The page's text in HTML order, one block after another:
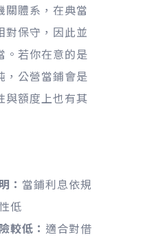
關體系，在典當
對保守，因此並
。若你在意的是
，公營當鋪會是
與額度上也有其
： 當鋪利息依規
低
較低： 適合對借